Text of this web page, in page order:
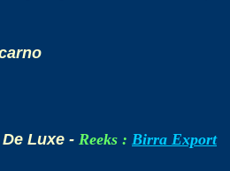
Luxe - Reeks : Birra Export